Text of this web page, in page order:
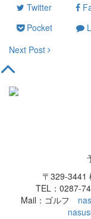
Twitter
Pocket
Next Post
〒329-3441
TEL：0287-
Mail：ゴルフ